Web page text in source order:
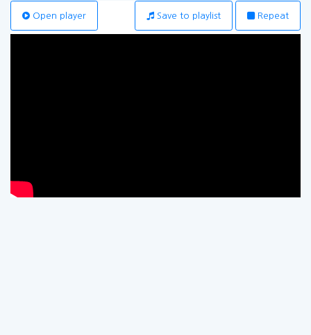
Open player Save to playlist Repeat